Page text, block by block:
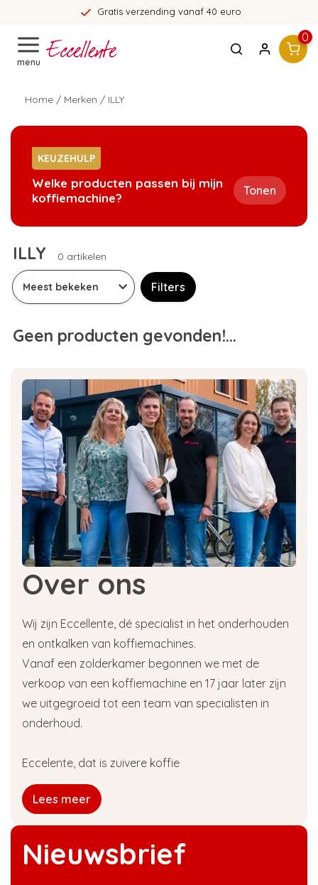
Gratis verzending vanaf 40 euro
menu
0
Home / Merken / ILLY
KEUZEHULP
Welke producten passen bij mijn
koffiemachine?
Tonen
ILLY 0 artikelen
Filters
Geen producten gevonden!...
Nieuwsbrief
Over ons
Wij zijn Eccellente, dé specialist in het onderhouden
en ontkalken van koffiemachines.
Vanaf een zolderkamer begonnen we met de
verkoop van een koffiemachine en 17 jaar later zijn
we uitgegroeid tot een team van specialisten in
onderhoud.
Eccelente, dat is zuivere koffie
Lees meer